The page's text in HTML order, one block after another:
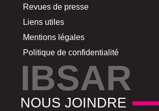
Revues de presse
Liens utiles
Mentions légales
Politique de confidentialité
IBSAR
NOUS JOINDRE